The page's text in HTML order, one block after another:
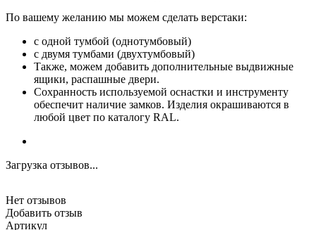
По вашему желанию мы можем сделать верстаки:
с одной тумбой (однотумбовый)
с двумя тумбами (двухтумбовый)
Также, можем добавить дополнительные выдвижные
ящики, распашные двери.
Сохранность используемой оснастки и инструменту
обеспечит наличие замков. Изделия окрашиваются в
любой цвет по каталогу RAL.
Загрузка отзывов...
Нет отзывов
Добавить отзыв
Артикул